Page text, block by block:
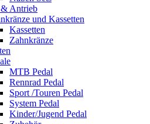
& Antrieb
und Kassetten
Kassetten
Zahnkränze
MTB Pedal
Rennrad Pedal
Sport /Touren Pedal
System Pedal
Kinder/Jugend Pedal